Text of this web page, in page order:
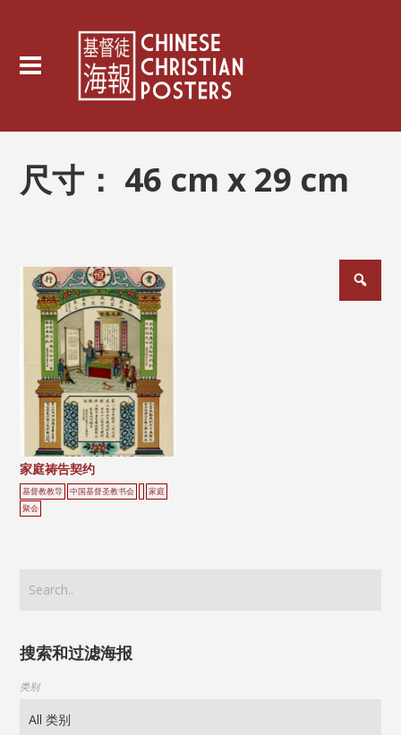
尺寸： 46 cm x 29 cm
家庭祷告契约
基督教教导 中国基督圣教书会
家庭
聚会
搜索和过滤海报
类别